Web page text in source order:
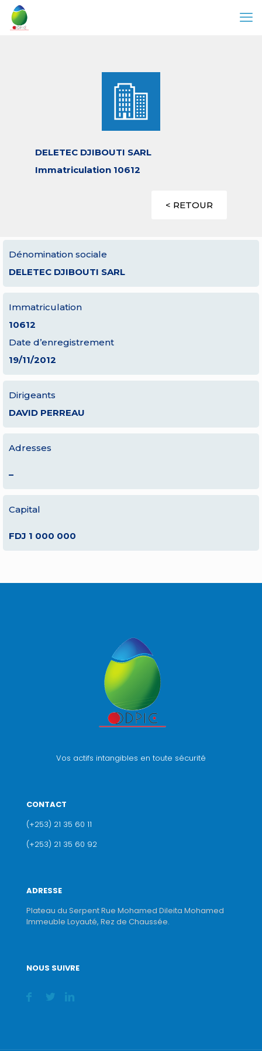
DELETEC DJIBOUTI SARL
Immatriculation 10612
< RETOUR
Dénomination sociale
DELETEC DJIBOUTI SARL
Immatriculation
10612
Date d’enregistrement
19/11/2012
Dirigeants
DAVID PERREAU
Adresses
–
Capital
FDJ 1 000 000
Vos actifs intangibles en toute sécurité
CONTACT
(+253) 21 35 60 11
(+253) 21 35 60 92
ADRESSE
Plateau du Serpent Rue Mohamed Dileita Mohamed
Immeuble Loyauté, Rez de Chaussée.
NOUS SUIVRE